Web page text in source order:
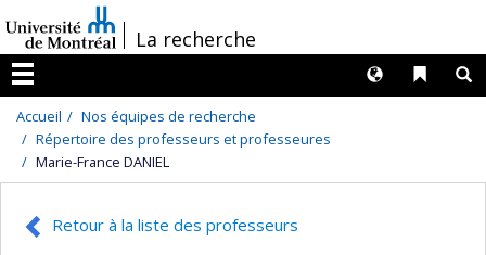
au
contenu
/La recherche
Menu
Liens
Langues
Accueil
Nos équipes de recherche
Répertoire des professeurs et professeures
Marie-France DANIEL
Retour à la liste des professeurs